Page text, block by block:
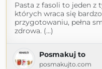
Pasta z fasoli to jeden z
których wraca się
przygotowaniu, pełna
zdrowa. (...)
Posmakuj to
posmakujto.com